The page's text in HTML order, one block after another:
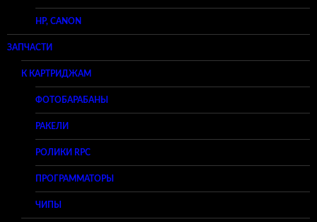
HP, CANON
ЗАПЧАСТИ
К КАРТРИДЖАМ
ФОТОБАРАБАНЫ
РАКЕЛИ
РОЛИКИ RPC
ПРОГРАММАТОРЫ
ЧИПЫ